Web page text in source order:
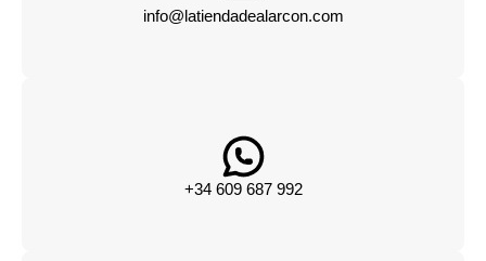
info@latiendadealarcon.com
+34 609 687 992